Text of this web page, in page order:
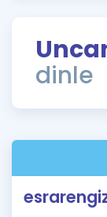
Rehberlik
ÖSYM
İngilizce
dinle